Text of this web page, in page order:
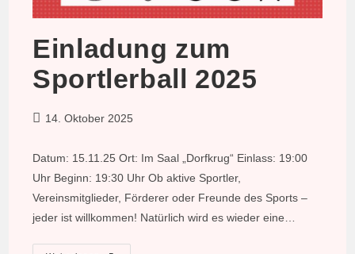
Einladung zum
Sportlerball 2025
Beitrag
14. Oktober 2025
Datum: 15.11.25 Ort: Im Saal „Dorfkrug“ Einlass: 19:00
Uhr Beginn: 19:30 Uhr Ob aktive Sportler,
Vereinsmitglieder, Förderer oder Freunde des Sports –
jeder ist willkommen! Natürlich wird es wieder eine…